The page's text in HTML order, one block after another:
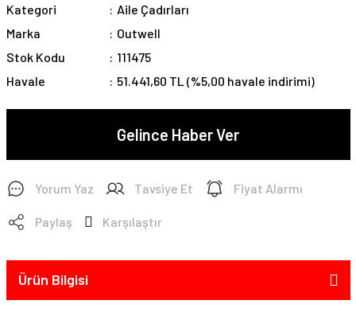
Kategori
Aile Çadırları
Marka
Outwell
Stok Kodu
111475
Havale
51.441,60 TL (%5,00 havale indirimi)
Gelince Haber Ver
Yorum Yaz Tavsiye Et Fiyat Alarmı
Paylaş Karşılaştır
Ürün Bilgisi